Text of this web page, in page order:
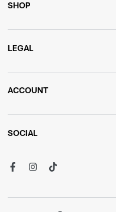
SHOP
LEGAL
ACCOUNT
SOCIAL
FacebookInstagramTikTok